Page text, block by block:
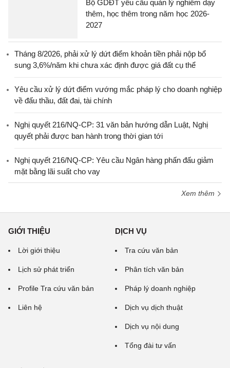
Bộ GDĐT yêu cầu quản lý nghiêm dạy
thêm, học thêm trong năm học 2026-
2027
Tháng 8/2026, phải xử lý dứt điểm khoản tiền phải nộp bổ
sung 3,6%/năm khi chưa xác định được giá đất cụ thể
Yêu cầu xử lý dứt điểm vướng mắc pháp lý cho doanh nghiệp
về đấu thầu, đất đai, tài chính
Nghị quyết 216/NQ-CP: 31 văn bản hướng dẫn Luật, Nghị
quyết phải được ban hành trong thời gian tới
Nghị quyết 216/NQ-CP: Yêu cầu Ngân hàng phấn đấu giảm
mặt bằng lãi suất cho vay
Xem thêm
GIỚI THIỆU
Lời giới thiệu
Lịch sử phát triển
Profile Tra cứu văn bản
Liên hệ
DỊCH VỤ
Tra cứu văn bản
Phân tích văn bản
Pháp lý doanh nghiệp
Dịch vụ dịch thuật
Dịch vụ nội dung
Tổng đài tư vấn